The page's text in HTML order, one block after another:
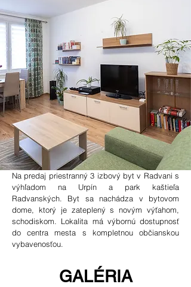
Na predaj priestranný 3 izbový byt v Radvani s
výhľadom na Urpín a park kaštieľa
Radvanských. Byt sa nachádza v bytovom
dome, ktorý je zateplený s novým výťahom,
schodiskom. Lokalita má výbornú dostupnosť
do centra mesta s kompletnou občianskou
vybavenosťou.
GALÉRIA